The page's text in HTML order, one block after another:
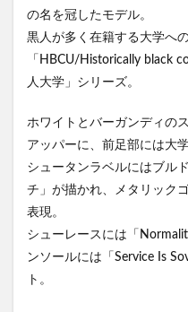
の名を冠したモデル。
黒人が多く在籍する大学へ
「HBCU/Historically black
人大学」シリーズ。
ホワイトとバーガンディの
アッパーに、前足部には大
シュータンラベルにはブル
チ」が描かれ、メタリック
表現。
シューレースには「
ンソールには「Service Is
ト。